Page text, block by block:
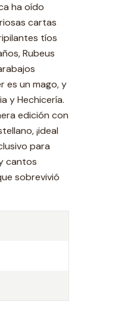
ha oído
cartas
tíos
Rubeus
es un mago, y
y Hechicería.
edición con
¡ideal
para
cantos
sobrevivió